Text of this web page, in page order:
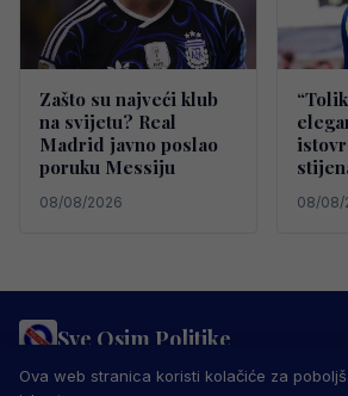
Zašto su najveći klub
na svijetu? Real
Madrid javno poslao
poruku Messiju
08/08/2026 08/08/
Sve Osim Politike
PRAVILA PRIVATNOSTI MARKETING
IMPRESSUM
Ova web stranica koristi kolačiće za